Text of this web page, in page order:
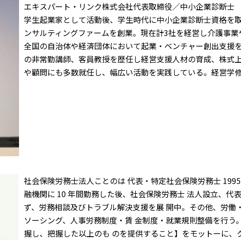
エキスパート・リンク株式会社代表取締役／中小企業診断士
学生起業家として活動後、学生時代に中小企業診断士資格を
ンサルティングファームを創業。現在計3社を経営し介護事
全国の自治体や経済団体において起業・ベンチャー創出支援
の非常勤講師、客員教授を歴任し経営支援人材の育成、株式
や顧問にも多数就任し、幅広い活動を実践している。経営学修
社会保険労務士法人ことのは 代表・特定社会保険労務士
融機関に 10 年間勤務した後、社会保険労務士 法人設立、代
ず、労務相談及びトラブル解決支援を展 開中。その他、労
ソーシング、人事労務制度・賃 金制度・就業規則整備を行
握し、把握した以上のも のを提供すること】をモットーに